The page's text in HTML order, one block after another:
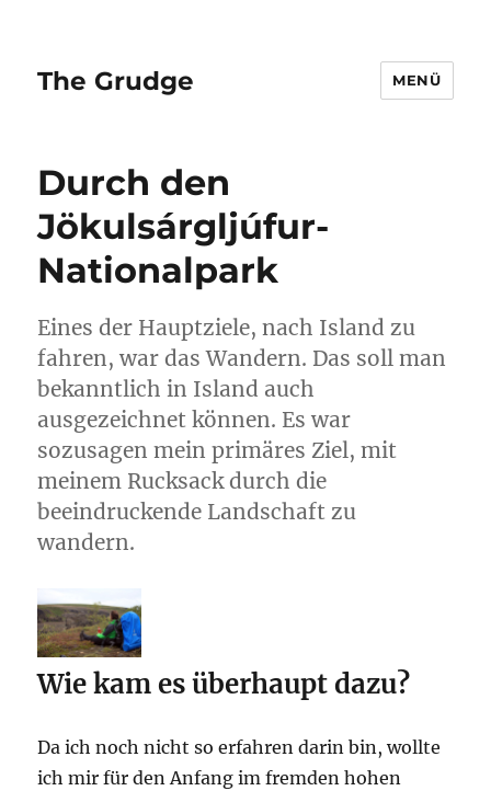
The Grudge MENÜ
Durch den
Jökulsárgljúfur-
Nationalpark
Eines der Hauptziele, nach Island zu
fahren, war das Wandern. Das soll man
bekanntlich in Island auch
ausgezeichnet können. Es war
sozusagen mein primäres Ziel, mit
meinem Rucksack durch die
beeindruckende Landschaft zu
wandern.
Wie kam es überhaupt dazu?
Da ich noch nicht so erfahren darin bin, wollte
ich mir für den Anfang im fremden hohen